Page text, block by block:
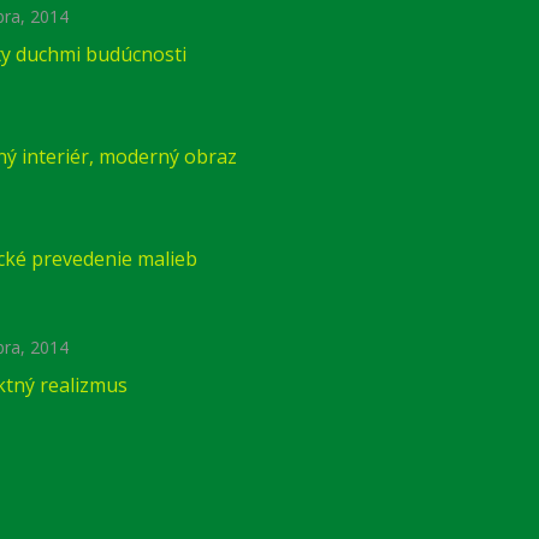
2014
duchmi budúcnosti
interiér, moderný obraz
prevedenie malieb
2014
realizmus